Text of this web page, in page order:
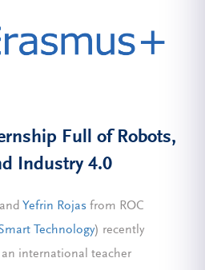
Full of Robots,
Industry 4.0
and Yefrin Rojas from ROC
Technology) recently
international teacher